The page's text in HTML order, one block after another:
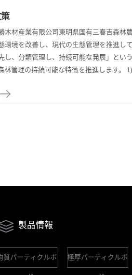
木材産業有限公司東明県国有三春吉森林
環境を改善し、現代の生態管理を推進し
し、分類管理し、持続可能な発展」とい
林管理の持続可能な特徴を推進します。
製品情報
質パーティクルボ 極厚パーティクルボ